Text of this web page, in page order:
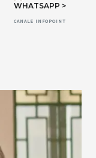
WHATSAPP >
CANALE INFOPOINT